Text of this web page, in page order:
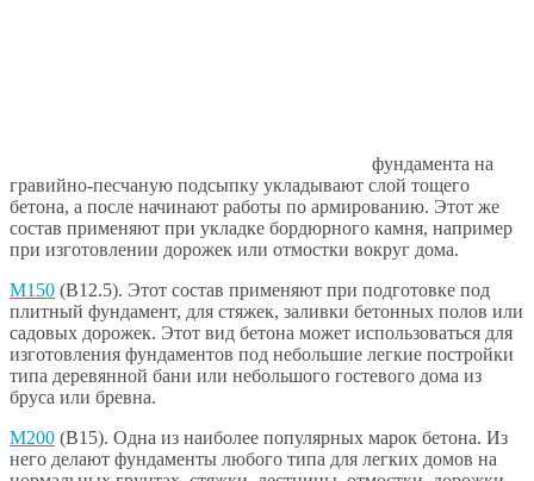
фундамента на
гравийно-песчаную подсыпку укладывают слой тощего
бетона, а после начинают работы по армированию. Этот же
состав применяют при укладке бордюрного камня, например
при изготовлении дорожек или отмостки вокруг дома.
М150 (В12.5). Этот состав применяют при подготовке под
плитный фундамент, для стяжек, заливки бетонных полов или
садовых дорожек. Этот вид бетона может использоваться для
изготовления фундаментов под небольшие легкие постройки
типа деревянной бани или небольшого гостевого дома из
бруса или бревна.
М200 (В15). Одна из наиболее популярных марок бетона. Из
него делают фундаменты любого типа для легких домов на